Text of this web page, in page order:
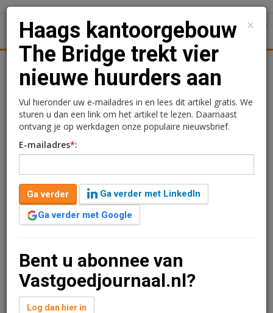
Juridisch | Fiscaal Transacties
Haags kantoorgebouw
The Bridge trekt vier
nieuwe huurders aan
Kimberly Camu
6 november 2017 om 10:24
1 minuut leestijd
Cromwell Property Group heeft vier nieuwe
m2. Welke nieuwe huurders zijn aangetrokken?
Verder lezen?
×
Haags kantoorgebouw
The Bridge trekt vier
nieuwe huurders aan
Vul hieronder uw e-mailadres in en lees dit artikel gratis. We
sturen u dan een link om het artikel te lezen. Daarnaast
ontvang je op werkdagen onze populaire nieuwsbrief.
E-mailadres*:
Ga verder
Ga verder met LinkedIn
Ga verder met Google
Bent u abonnee van
Vastgoedjournaal.nl?
Log dan hier in